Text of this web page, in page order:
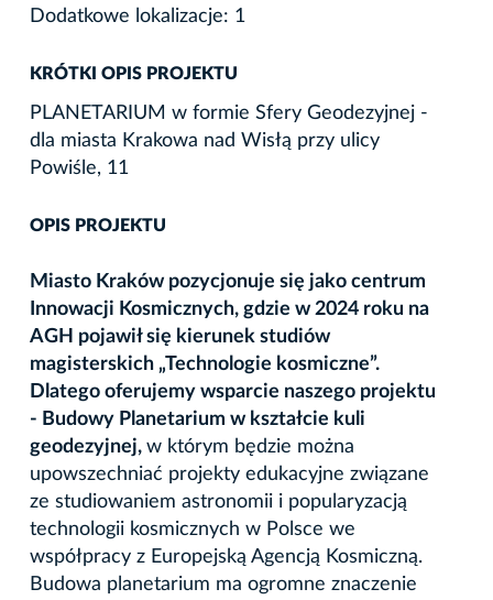
Dodatkowe lokalizacje: 1
KRÓTKI OPIS PROJEKTU
PLANETARIUM w formie Sfery Geodezyjnej -
dla miasta Krakowa nad Wisłą przy ulicy
Powiśle, 11
OPIS PROJEKTU
Miasto Kraków pozycjonuje się jako centrum
Innowacji Kosmicznych, gdzie w 2024 roku na
AGH pojawił się kierunek studiów
magisterskich „Technologie kosmiczne”.
Dlatego oferujemy wsparcie naszego projektu
- Budowy Planetarium w kształcie kuli
geodezyjnej, w którym będzie można
upowszechniać projekty edukacyjne związane
ze studiowaniem astronomii i popularyzacją
technologii kosmicznych w Polsce we
współpracy z Europejską Agencją Kosmiczną.
Budowa planetarium ma ogromne znaczenie